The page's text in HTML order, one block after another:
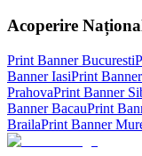
Acoperire
Print BannerBucuresti
BannerIasiPrint Banner
PrahovaPrint Banner
BannerBacauPrint
BrailaPrint Banner